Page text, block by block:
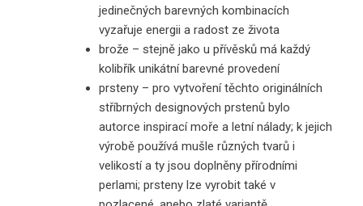
jedinečných barevných kombinacích
vyzařuje energii a radost ze života
brože – stejně jako u přívěsků má každý
kolibřík unikátní barevné provedení
prsteny – pro vytvoření těchtooriginálních
stříbrných designových prstenů bylo
autorce inspirací moře a letní nálady; k jejich
výrobě používá mušle různých tvarů i
velikostí a ty jsou doplněny přírodními
perlami; prsteny lze vyrobit také v